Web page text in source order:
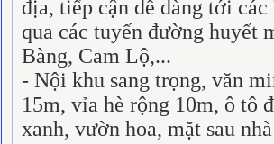
địa, tiếp cận dễ dàng tới
qua các tuyến đường huyết
Bàng, Cam Lộ,...
- Nội khu sang trọng, văn
15m, vỉa hè rộng 10m, ô tô
xanh, vườn hoa, mặt sau